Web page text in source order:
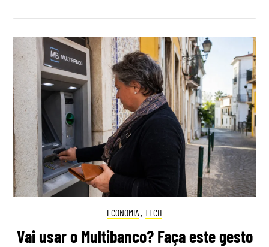
ECONOMIA , TECH
Vai usar o Multibanco? Faça este gesto